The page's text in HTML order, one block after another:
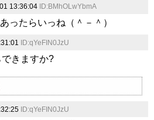
13:36:04 ID:BMhOLwYbmA
ったらいっね（＾－＾）
ID:qYeFIN0JzU
きますか?
ID:qYeFIN0JzU